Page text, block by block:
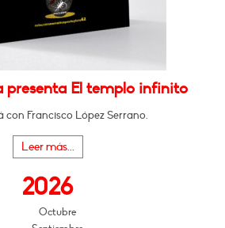
presenta El templo infinito
con Francisco López Serrano.
Leer más...
2026
Octubre